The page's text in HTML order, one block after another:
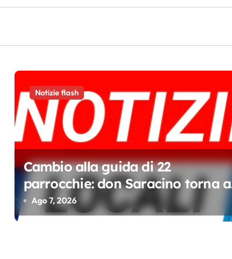
Notizie flash
Cambio alla guida di 22
parrocchie: don Saracino torna a
Udine
Ago 7, 2026